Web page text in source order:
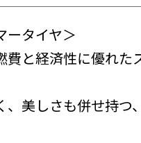
ータイヤ＞
と経済性に優れた
、美しさも併せ持つ